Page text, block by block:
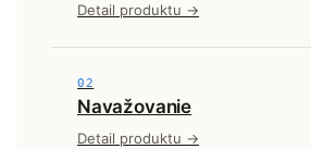
Detail produktu →
02
Navažovanie
Detail produktu →